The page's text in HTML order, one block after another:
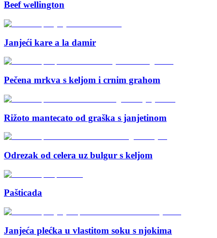
Beef wellington
Janjeći kare a la damir
Pečena mrkva s keljom i crnim grahom
Rižoto mantecato od graška s janjetinom
Odrezak od celera uz bulgur s keljom
Pašticada
Janjeća plećka u vlastitom soku s njokima